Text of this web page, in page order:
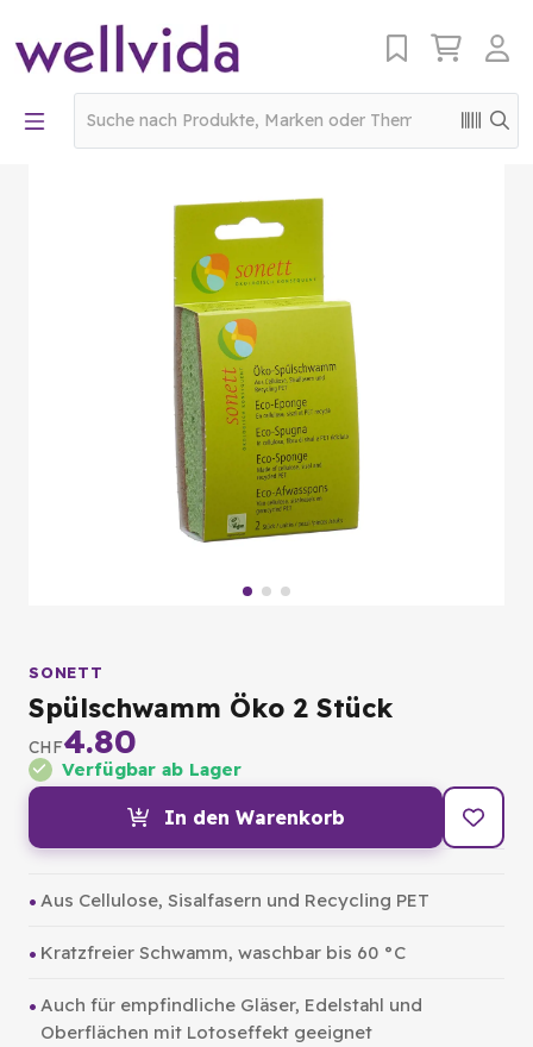
SONETT
Spülschwamm Öko 2 Stück
CHF4.80
Verfügbar ab Lager
In den Warenkorb
Aus Cellulose, Sisalfasern und Recycling PET
Kratzfreier Schwamm, waschbar bis 60 °C
Auch für empfindliche Gläser, Edelstahl und
Oberflächen mit Lotoseffekt geeignet